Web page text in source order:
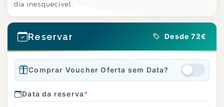
dia inesquecível.
Reservar Desde 72€
Comprar Voucher Oferta sem Data?
Data da reserva*